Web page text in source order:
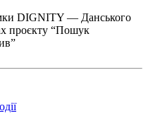
DIGNITY — Данського
проєкту “Пошук